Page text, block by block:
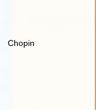
Chopin